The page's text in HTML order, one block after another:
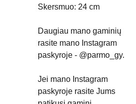
Skersmuo: 24 cm
Daugiau mano gaminių
rasite mano Instagram
paskyroje - @parmo_gy.
Jei mano Instagram
paskyroje rasite Jums